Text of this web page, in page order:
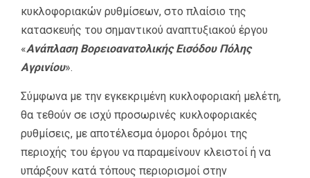
κυκλοφοριακών ρυθμίσεων, στο πλαίσιο της
κατασκευής του σημαντικού αναπτυξιακού έργου
«Ανάπλαση Βορειοανατολικής Εισόδου Πόλης
Αγρινίου».
Σύμφωνα με την εγκεκριμένη κυκλοφοριακή μελέτη,
θα τεθούν σε ισχύ προσωρινές κυκλοφοριακές
ρυθμίσεις, με αποτέλεσμα όμοροι δρόμοι της
περιοχής του έργου να παραμείνουν κλειστοί ή να
υπάρξουν κατά τόπους περιορισμοί στην